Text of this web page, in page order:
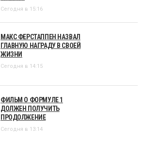
Сегодня в 15:16
МАКС ФЕРСТАППЕН НАЗВАЛ
ГЛАВНУЮ НАГРАДУ В СВОЕЙ
ЖИЗНИ
Сегодня в 14:15
ФИЛЬМ О ФОРМУЛЕ 1
ДОЛЖЕН ПОЛУЧИТЬ
ПРОДОЛЖЕНИЕ
Сегодня в 13:14